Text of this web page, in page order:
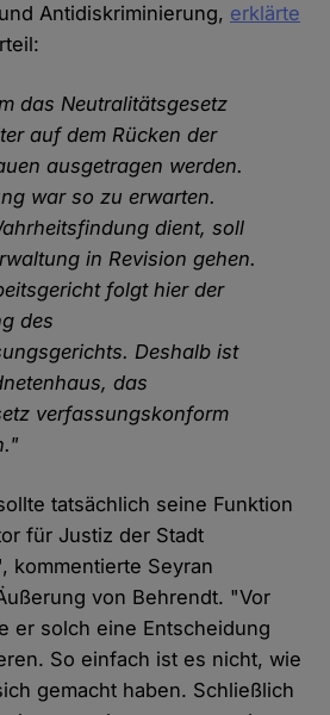
Antidiskriminierung, erklärte
das Neutralitätsgesetz
auf dem Rücken der
ausgetragen werden.
war so zu erwarten.
dient, soll
in Revision gehen.
folgt hier der
des
Deshalb ist
das
verfassungskonform
tatsächlich seine Funktion
für Justiz der Stadt
kommentierte Seyran
von Behrendt. "Vor
er solch eine Entscheidung
So einfach ist es nicht, wie
gemacht haben. Schließlich